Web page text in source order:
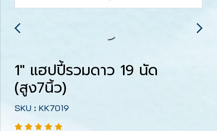
1" แฮปปี้รวมดาว 19 นัด
(สูง7นิ้ว)
SKU : KK7019